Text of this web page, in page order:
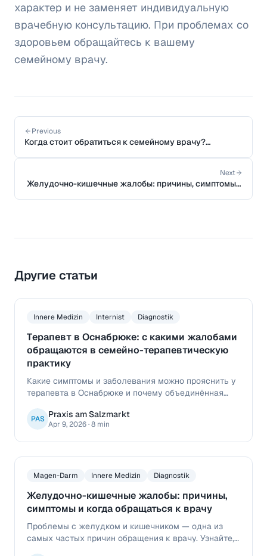
характер и не заменяет индивидуальную
врачебную консультацию. При проблемах со
здоровьем обращайтесь к вашему
семейному врачу.
Previous
Когда стоит обратиться к семейному врачу?
Next
Желудочно-кишечные жалобы: причины, симптомы и
Другие статьи
Innere Medizin Internist Diagnostik
Терапевт в Оснабрюке: с какими жалобами
обращаются в семейно-терапевтическую
практику
Какие симптомы и заболевания можно прояснить у
терапевта в Оснабрюке и почему объединённая
пациентов.
PAS Praxis am Salzmarkt
Apr 9, 2026·8 min
Magen-Darm Innere Medizin Diagnostik
Желудочно-кишечные жалобы: причины,
симптомы и когда обращаться к врачу
Проблемы с желудком и кишечником — одна из
самых частых причин обращения к врачу. Узнайте,